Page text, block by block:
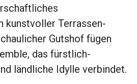
kunstvoller Terrassen­
Gutshof fügen
das fürstlich-
ländliche Idylle verbindet.